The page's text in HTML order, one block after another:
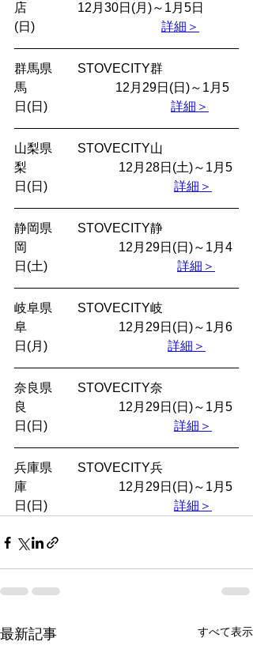
店　　　　12月30日(月)～1月5日
(日) 詳細＞
群馬県　　STOVECITY群
馬　　　　　　　12月29日(日)～1月5
日(日) 詳細＞
山梨県　　STOVECITY山
梨　　　　　　　 12月28日(土)～1月5
日(日) 詳細＞
静岡県　　STOVECITY静
岡　　　　　　　 12月29日(日)～1月4
日(土) 詳細＞
岐阜県　　STOVECITY岐
阜　　　　　　　 12月29日(日)～1月6
日(月) 詳細＞
奈良県　　STOVECITY奈
良　　　　　　　 12月29日(日)～1月5
日(日) 詳細＞
兵庫県　　STOVECITY兵
庫　　　　　　　 12月29日(日)～1月5
日(日) 詳細＞
最新記事 すべて表示